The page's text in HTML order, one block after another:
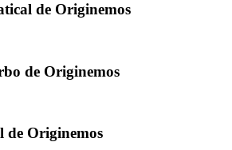
de Originemos
de Originemos
de Originemos